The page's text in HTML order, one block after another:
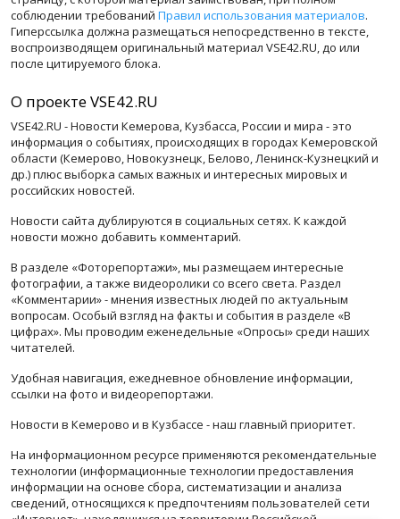
соблюдении требований Правил использования материалов.
Гиперссылка должна размещаться непосредственно в тексте,
воспроизводящем оригинальный материал VSE42.RU, до или
после цитируемого блока.
О проекте VSE42.RU
VSE42.RU - Новости Кемерова, Кузбасса, России и мира - это
информация о событиях, происходящих в городах Кемеровской
области (Кемерово, Новокузнецк, Белово, Ленинск-Кузнецкий и
др.) плюс выборка самых важных и интересных мировых и
российских новостей.
Новости сайта дублируются в социальных сетях. К каждой
новости можно добавить комментарий.
В разделе «Фоторепортажи», мы размещаем интересные
фотографии, а также видеоролики со всего света. Раздел
«Комментарии» - мнения известных людей по актуальным
вопросам. Особый взгляд на факты и события в разделе «В
цифрах». Мы проводим еженедельные «Опросы» среди наших
читателей.
Удобная навигация, ежедневное обновление информации,
ссылки на фото и видеорепортажи.
Новости в Кемерово и в Кузбассе - наш главный приоритет.
На информационном ресурсе применяются рекомендательные
технологии (информационные технологии предоставления
информации на основе сбора, систематизации и анализа
сведений, относящихся к предпочтениям пользователей сети